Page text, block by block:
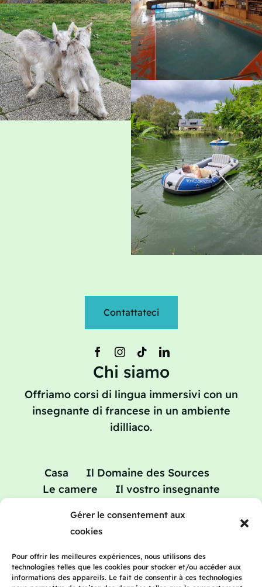
Gérer le consentement aux
cookies
Pour offrir les meilleures expériences, nous utilisons des
technologies telles que les cookies pour stocker et/ou accéder aux
informations des appareils. Le fait de consentir à ces technologies
Contattateci
Chi siamo
Offriamo corsi di lingua immersivi con un
insegnante di francese in un ambiente
idilliaco.
Casa
Il Domaine des Sources
Le camere
Il vostro insegnante
in francese
Tariffe